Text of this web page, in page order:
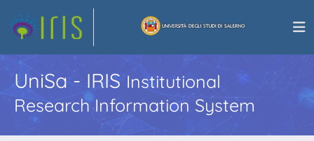
UniSa - IRISInstitutional
Research Information System